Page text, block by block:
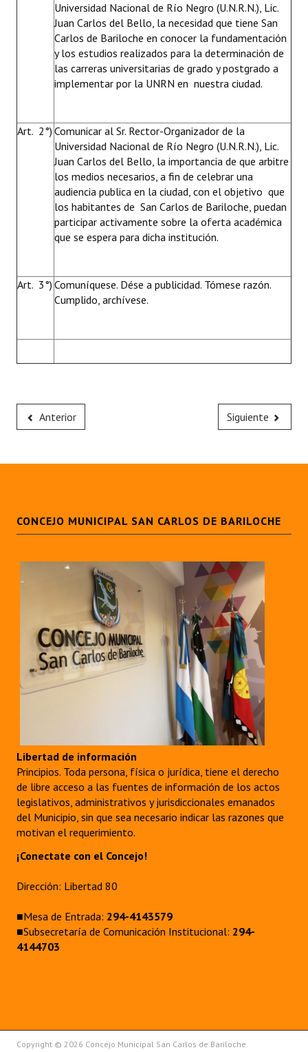
Universidad Nacional de Río Negro (U.N.R.N.), Lic.
Juan Carlos del Bello, la necesidad que tiene San
Carlos de Bariloche en conocer la fundamentación
y los estudios realizados para la determinación de
las carreras universitarias de grado y postgrado a
implementar por la UNRN en nuestra ciudad.
Art. 2°) Comunicar al Sr. Rector-Organizador de la
Universidad Nacional de Río Negro (U.N.R.N.), Lic.
Juan Carlos del Bello, la importancia de que arbitre
los medios necesarios, a fin de celebrar una
audiencia publica en la ciudad, con el objetivo que
los habitantes de San Carlos de Bariloche, puedan
participar activamente sobre la oferta académica
que se espera para dicha institución.
Art. 3°) Comuníquese. Dése a publicidad. Tómese razón.
Cumplido, archívese.
Anterior Siguiente
CONCEJO MUNICIPAL SAN CARLOS DE BARILOCHE
Libertad de información
Principios. Toda persona, física o jurídica, tiene el derecho
de libre acceso a las fuentes de información de los actos
legislativos, administrativos y jurisdiccionales emanados
del Municipio, sin que sea necesario indicar las razones que
motivan el requerimiento.
¡Conectate con el Concejo!
Dirección: Libertad 80
■Mesa de Entrada: 294-4143579
■Subsecretaría de Comunicación Institucional: 294-
4144703
Copyright © 2026 Concejo Municipal San Carlos de Bariloche.